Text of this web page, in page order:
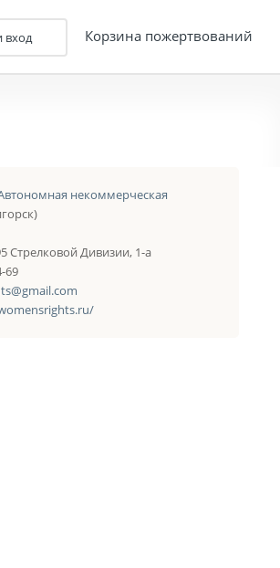
вход Корзина пожертвований
некоммерческая
Стрелковой Дивизии, 1-а
69